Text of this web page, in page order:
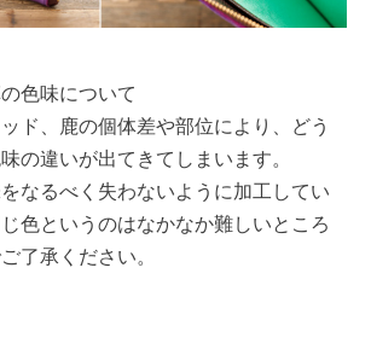
色味について
ド、鹿の個体差や部位により、どう
の違いが出てきてしまいます。
なるべく失わないように加工してい
色というのはなかなか難しいところ
了承ください。